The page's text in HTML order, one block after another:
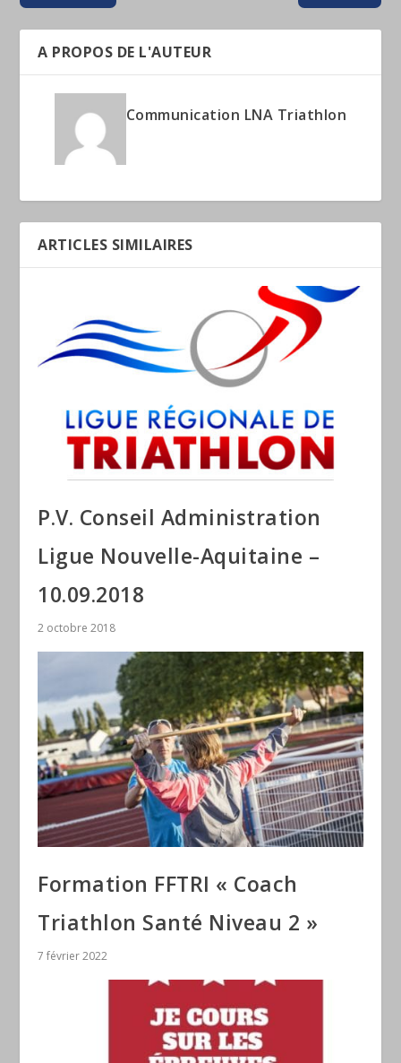
A PROPOS DE L'AUTEUR
Communication LNA Triathlon
ARTICLES SIMILAIRES
P.V. Conseil Administration
Ligue Nouvelle-Aquitaine –
10.09.2018
2 octobre 2018
Formation FFTRI « Coach
Triathlon Santé Niveau 2 »
7 février 2022